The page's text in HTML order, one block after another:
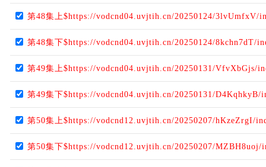
第48集上$https://vodcnd04.uvjtih.cn/20250124/3lvUmfxV/
第48集下$https://vodcnd04.uvjtih.cn/20250124/8kchn7dT/
第49集上$https://vodcnd04.uvjtih.cn/20250131/VfvXbGjs/
第49集下$https://vodcnd04.uvjtih.cn/20250131/D4KqhkyB/
第50集上$https://vodcnd12.uvjtih.cn/20250207/hKzeZrgI/
第50集下$https://vodcnd12.uvjtih.cn/20250207/MZBH8uoj/